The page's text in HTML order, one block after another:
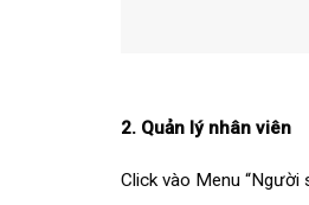
2. Quản lý nhân viên
Click vào Menu “Người